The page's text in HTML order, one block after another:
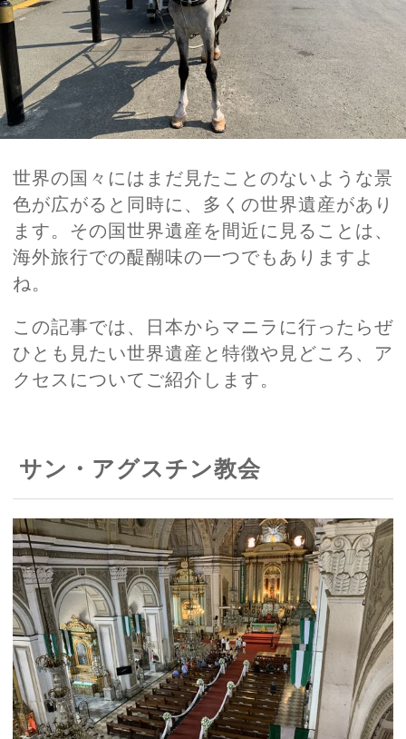
世界の国々にはまだ見たことのないような景
色が広がると同時に、多くの世界遺産があり
ます。その国世界遺産を間近に見ることは、
海外旅行での醍醐味の一つでもありますよ
ね。
この記事では、日本からマニラに行ったらぜ
ひとも見たい世界遺産と特徴や見どころ、ア
クセスについてご紹介します。
サン・アグスチン教会